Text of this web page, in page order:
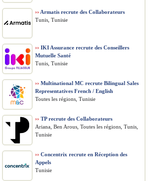
›› Armatis recrute des Collaborateurs
Tunis, Tunisie
›› IKI Assurance recrute des Conseillers
Mutuelle Santé
Tunis, Tunisie
›› Multinational MC recrute Bilingual Sales
Representatives French / English
Toutes les régions, Tunisie
›› TP recrute des Collaborateurs
Ariana, Ben Arous, Toutes les régions, Tunis,
Tunisie
›› Concentrix recrute en Réception des
Appels
Tunisie